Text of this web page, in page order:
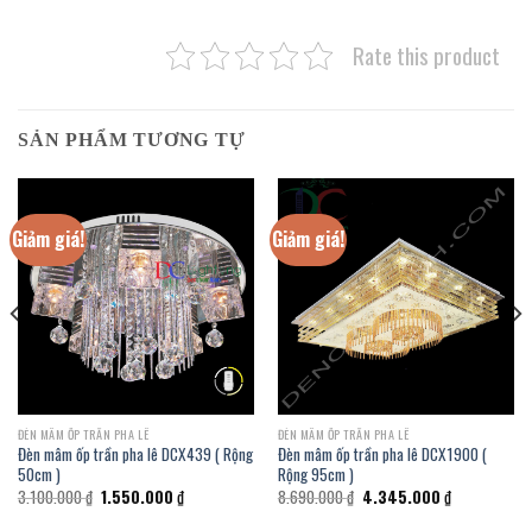
Rate this product
SẢN PHẨM TƯƠNG TỰ
Giảm giá!
ĐÈN MÂM ỐP TRẦN PHA LÊ
Đèn mâm ốp trần pha lê DCX439 ( Rộng
50cm )
3.100.000₫ Giá
gốc
1.550.000 ₫Giá
hiện
Giảm giá!
ĐÈN MÂM ỐP TRẦN PHA LÊ
Đèn mâm ốp trần pha lê DCX1900 (
Rộng 95cm )
8.690.000₫ Giá
gốc
4.345.000 ₫Giá
hiện